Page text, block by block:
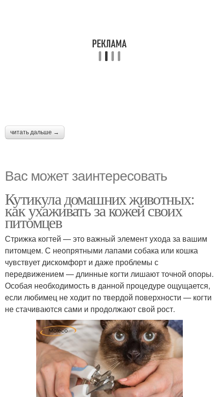
читать дальше →
Вас может заинтересовать
Кутикула домашних животных:
как ухаживать за кожей своих
питомцев
Стрижка когтей — это важный элемент ухода за вашим
питомцем. С неопрятными лапами собака или кошка
чувствует дискомфорт и даже проблемы с
передвижением — длинные когти лишают точной опоры.
Особая необходимость в данной процедуре ощущается,
если любимец не ходит по твердой поверхности — когти
не стачиваются сами и продолжают свой рост.